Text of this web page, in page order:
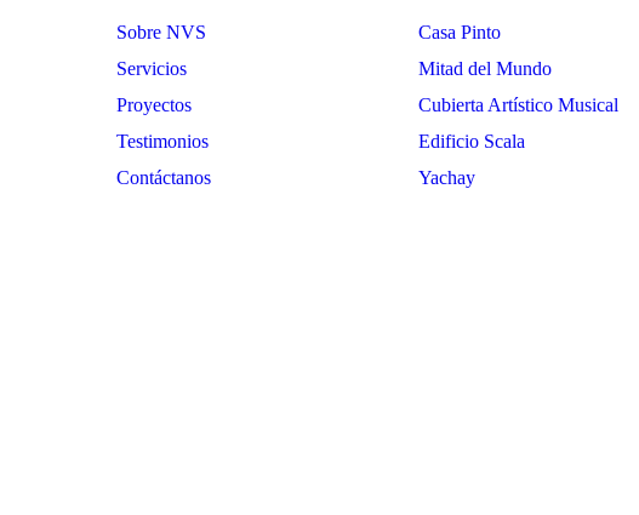
Sobre NVS
Servicios
Proyectos
Testimonios
Contáctanos
Casa Pinto
Mitad del Mundo
Cubierta Artístico Musical
Edificio Scala
Yachay